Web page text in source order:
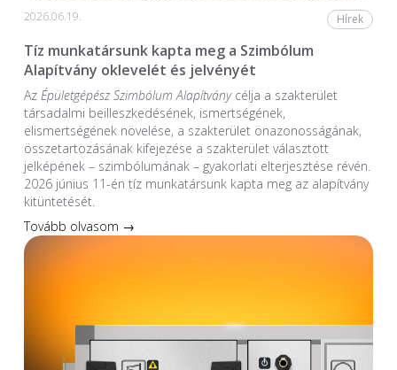
2026.06.19. Hírek
Tíz munkatársunk kapta meg a Szimbólum
Alapítvány oklevelét és jelvényét
Az Épületgépész Szimbólum Alapítványcélja a szakterület
társadalmi beilleszkedésének, ismertségének,
elismertségének növelése, a szakterület önazonosságának,
összetartozásának kifejezése a szakterület választott
jelképének – szimbólumának – gyakorlati elterjesztése révén.
2026 június 11-én tíz munkatársunk kapta meg az alapítvány
kitüntetését.
Tovább olvasom →